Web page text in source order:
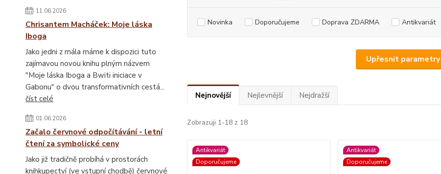
11.06.2026
Chrisantem Macháček: Moje láska
Iboga
Jako jedni z mála máme k dispozici tuto
zajímavou novou knihu plným názvem
"Moje láska Iboga a Bwiti iniciace v
Gabonu" o dvou transformativních cestá...
číst celé
01.06.2026
Začalo červnové odpočítávání - letní
čtení za symbolické ceny
Jako již tradičně probíhá v prostorách
knihkupectví (ve vstupní chodbě) červnové
Upřesnit parametry
Novinka Doporučujeme Doprava ZDARMA Antikvariát
Nejnovější Nejlevnější Nejdražší
Zobrazuji 1-18 z 18
Antikvariát
Doporučujeme
Antikvariát
Doporučujeme